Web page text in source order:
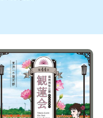
潟市秋葉区
新潟市西蒲区
内・粟島
阿賀
燕・弥彦
魚沼・南魚沼・湯沢
糸魚川
パスタ
ツ
デカ盛り・大盛り
鮮・鮨
そば・うどん
トビール
気払い
スポーツ アルビレックス
丹
ピア万代
ジャー
家電・携帯電話
EC イベント
求人
長岡・見附 チラシ
目 チラシ
週末セール
ルセール
りセール